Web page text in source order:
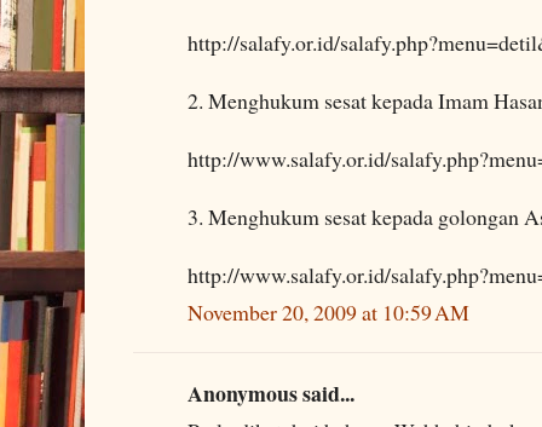
http://salafy.or.id/
2. Menghukum sesat kepada Imam
http://www.salafy.or.id/
3. Menghukum sesat kepada golongan
http://www.salafy.or.id/
November 20, 2009 at 10:59 AM
Anonymous said...